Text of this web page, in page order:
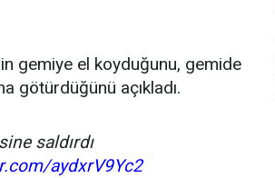
gemiye el koyduğunu, gemide
götürdüğünü açıkladı.
saldırdı
aydxrV9Yc2